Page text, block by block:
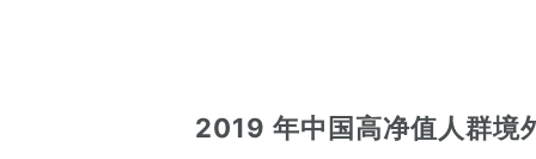
2019 年中国高净值人群境